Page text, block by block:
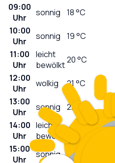
09:00
Uhr
sonnig 18°C
10:00
Uhr
sonnig 19°C
11:00
Uhr
leicht
bewölkt20°C
12:00
Uhr
wolkig 21 °C
13:00
Uhr
sonnig 22
14:00
Uhr
leicht
bewölkt
23°C
15:00
Uhr
sonnig 23